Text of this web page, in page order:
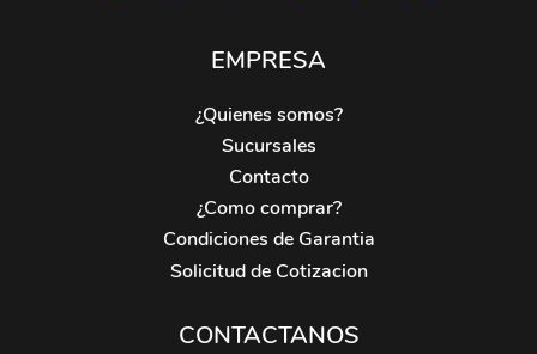
EMPRESA
¿Quienes somos?
Sucursales
Contacto
¿Como comprar?
Condiciones de Garantia
Solicitud de Cotizacion
CONTACTANOS